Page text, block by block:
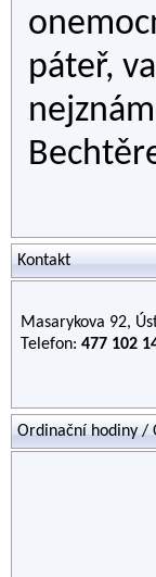
páteř,
Kontakt
Masarykova 92,
Telefon: 477 102
Ordinační hodiny /